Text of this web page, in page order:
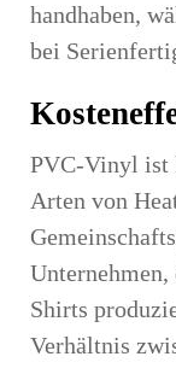
handhaben,
bei
PVC-Vinyl ist
Arten von
Shirts
Verhältnis